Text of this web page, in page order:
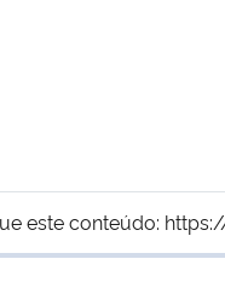
este conteúdo: